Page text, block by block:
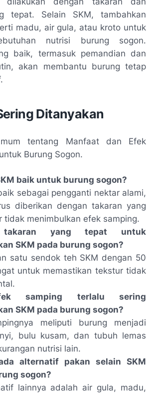
tepat. Selain SKM, tambahkan
madu, air gula, atau kroto untuk
nutrisi burung sogon.
baik, termasuk pemandian dan
akan membantu burung tetap
Ditanyakan
tentang Manfaat dan Efek
Burung Sogon.
baik untuk burung sogon?
sebagai pengganti nektar alami,
diberikan dengan takaran yang
tidak menimbulkan efek samping.
takaran yang tepat untuk
SKM pada burung sogon?
satu sendok teh SKM dengan 50
untuk memastikan tekstur tidak
samping terlalu sering
SKM pada burung sogon?
meliputi burung menjadi
bulu kusam, dan tubuh lemas
nutrisi lain.
alternatif pakan selain SKM
sogon?
lainnya adalah air gula, madu,